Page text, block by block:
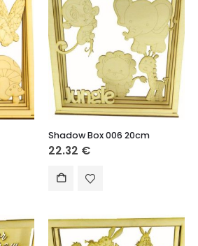
Shadow Box 006 20cm
22.32 €